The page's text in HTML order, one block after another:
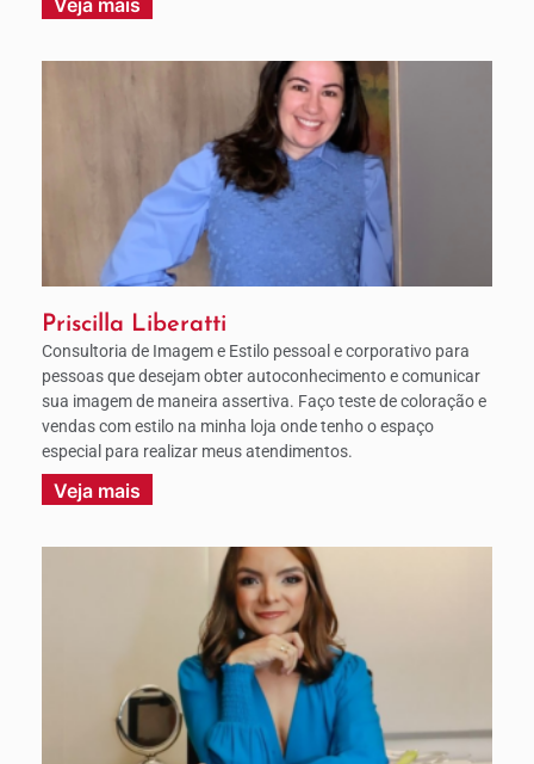
Veja mais
Priscilla Liberatti
Consultoria de Imagem e Estilo pessoal e corporativo para
pessoas que desejam obter autoconhecimento e comunicar
sua imagem de maneira assertiva. Faço teste de coloração e
vendas com estilo na minha loja onde tenho o espaço
especial para realizar meus atendimentos.
Veja mais